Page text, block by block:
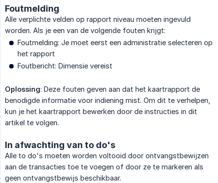
Foutmelding
Alle verplichte velden op rapport niveau moeten ingevuld
worden. Als je een van de volgende fouten krijgt:
Foutmelding: Je moet eerst een administratie selecteren op
het rapport
Foutbericht: Dimensie vereist
Oplossing: Deze fouten geven aan dat het kaartrapport de
benodigde informatie voor indiening mist. Om dit te verhelpen,
kun je het kaartrapport bewerken door de instructies in dit
artikel te volgen.
In afwachting van to do's
Alle to do's moeten worden voltooid door ontvangstbewijzen
aan de transacties toe te voegen of door ze te markeren als
geen ontvangstbewijs beschikbaar.